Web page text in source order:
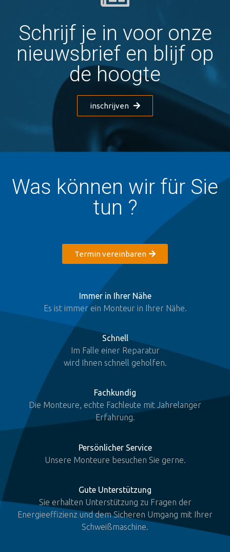
Schrijf je in voor onze
nieuwsbrief en blijf op
de hoogte
inschrijven
Was können wir für Sie
tun ?
Termin vereinbaren
Immer in Ihrer Nähe
Es ist immer ein Monteur in Ihrer Nähe.
Schnell
Im Falle einer Reparatur
wird Ihnen schnell geholfen.
Fachkundig
Die Monteure, echte Fachleute mit Jahrelanger
Erfahrung.
Persönlicher Service
Unsere Monteure besuchen Sie gerne.
Gute Unterstützung
Sie erhalten Unterstützung zu Fragen der
Energieeffizienz und dem Sicheren Umgang mit Ihrer
Schweißmaschine.